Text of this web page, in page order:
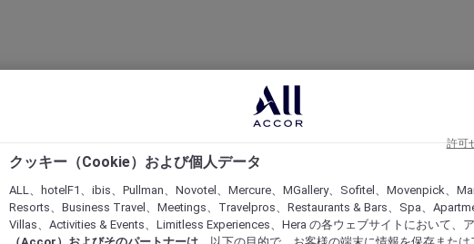
クッキー（Cookie）および個人データ
ALL、hotelF1、ibis、Pullman、Novotel、Mercure、MGallery、Sofitel、Movenpick、
Resorts、Business Travel、Meetings、Travelpros、Restaurants & Bars、Spa、
Villas、Activities & Events、Limitless Experiences、Hera の各ウェブサイトにおいて、
許可